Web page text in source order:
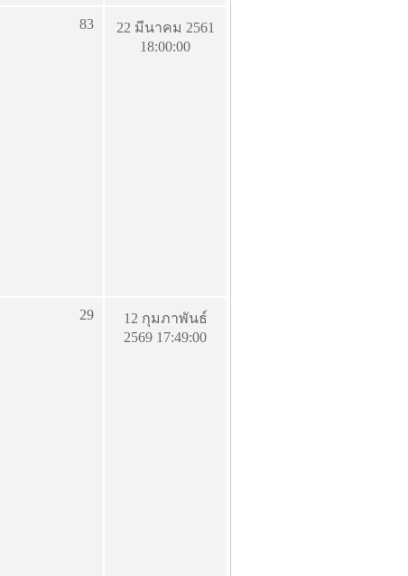
83
22 มีนาคม 2561
18:00:00
29
12 กุมภาพันธ์
2569 17:49:00